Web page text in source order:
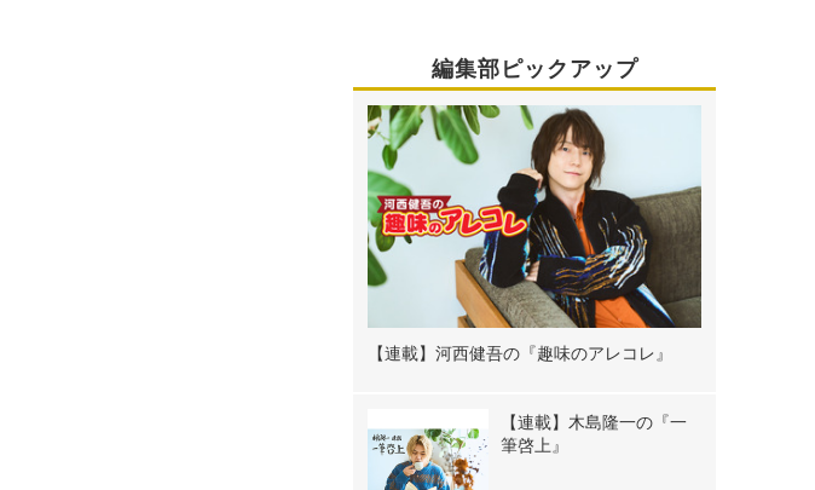
編集部ピックアップ
【連載】河西健吾の『趣味のアレコレ』
【連載】木島隆一の『一
筆啓上』